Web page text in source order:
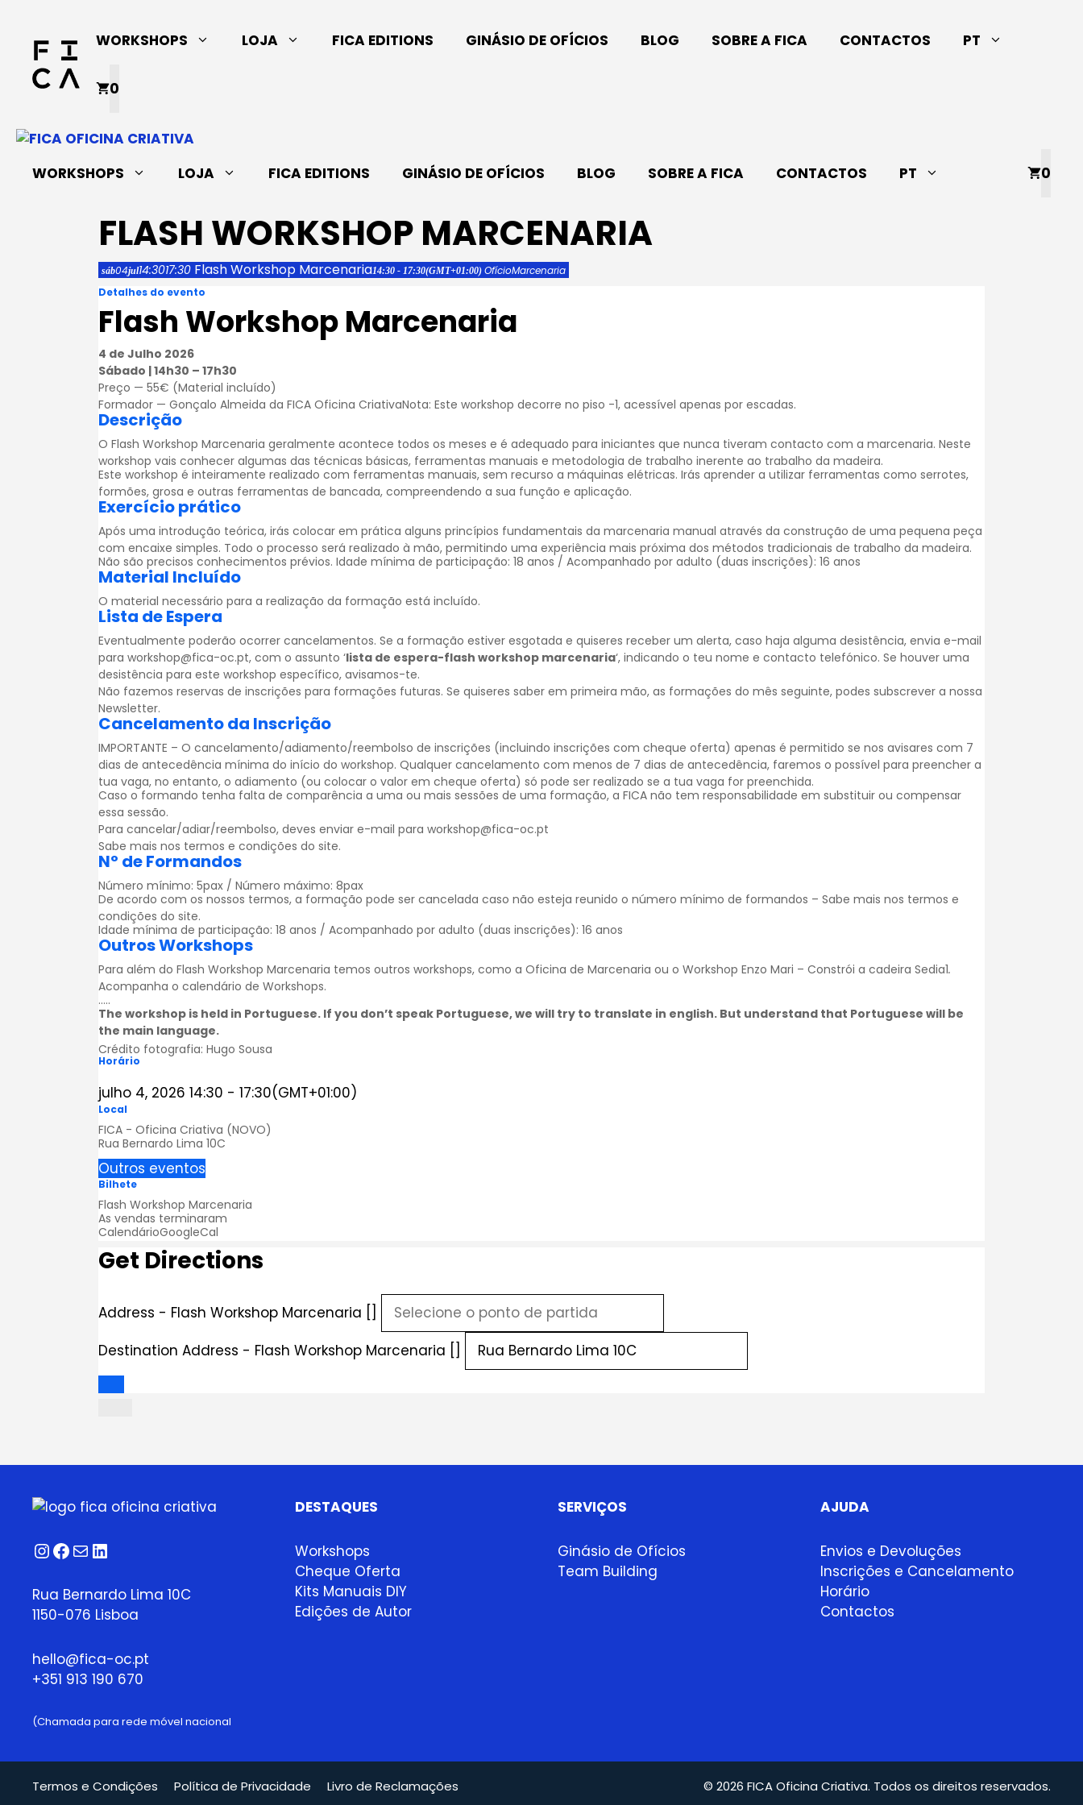
conteúdo
WORKSHOPS LOJA FICA EDITIONS GINÁSIO DE OFÍCIOS BLOG SOBRE A FICA CONTACTOS PT
0
WORKSHOPS LOJA FICA EDITIONS GINÁSIO DE OFÍCIOS BLOG SOBRE A FICA CONTACTOS PT 0
FLASH WORKSHOP MARCENARIA
sáb04jul14:3017:30 Flash Workshop Marcenaria14:30 - 17:30(GMT+01:00) OfícioMarcenaria
Detalhes do evento
Flash Workshop Marcenaria
4 de Julho 2026
Sábado | 14h30 – 17h30
Preço — 55€ (Material incluído)
Formador — Gonçalo Almeida da FICA Oficina CriativaNota: Este workshop decorre no piso -1, acessível apenas por escadas.
Descrição
O Flash Workshop Marcenaria geralmente acontece todos os meses e é adequado para iniciantes que nunca tiveram contacto com a marcenaria. Neste
workshop vais conhecer algumas das técnicas básicas, ferramentas manuais e metodologia de trabalho inerente ao trabalho da madeira.
Este workshop é inteiramente realizado com ferramentas manuais, sem recurso a máquinas elétricas. Irás aprender a utilizar ferramentas como serrotes,
formões, grosa e outras ferramentas de bancada, compreendendo a sua função e aplicação.
Exercício prático
Após uma introdução teórica, irás colocar em prática alguns princípios fundamentais da marcenaria manual através da construção de uma pequena peça
com encaixe simples. Todo o processo será realizado à mão, permitindo uma experiência mais próxima dos métodos tradicionais de trabalho da madeira.
Não são precisos conhecimentos prévios. Idade mínima de participação: 18 anos / Acompanhado por adulto (duas inscrições): 16 anos
Material Incluído
O material necessário para a realização da formação está incluído.
Lista de Espera
Eventualmente poderão ocorrer cancelamentos. Se a formação estiver esgotada e quiseres receber um alerta, caso haja alguma desistência, envia e-mail
para workshop@fica-oc.pt, com o assunto ‘lista de espera-flash workshop marcenaria‘, indicando o teu nome e contacto telefónico. Se houver uma
desistência para este workshop específico, avisamos-te.
Não fazemos reservas de inscrições para formações futuras. Se quiseres saber em primeira mão, as formações do mês seguinte, podes subscrever a nossa
Newsletter.
Cancelamento da Inscrição
IMPORTANTE – O cancelamento/adiamento/reembolso de inscrições (incluindo inscrições com cheque oferta) apenas é permitido se nos avisares com 7
dias de antecedência mínima do início do workshop. Qualquer cancelamento com menos de 7 dias de antecedência, faremos o possível para preencher a
tua vaga, no entanto, o adiamento (ou colocar o valor em cheque oferta) só pode ser realizado se a tua vaga for preenchida.
Caso o formando tenha falta de comparência a uma ou mais sessões de uma formação, a FICA não tem responsabilidade em substituir ou compensar
essa sessão.
Para cancelar/adiar/reembolso, deves enviar e-mail para workshop@fica-oc.pt
Sabe mais nos termos e condições do site.
Nº de Formandos
Número mínimo: 5pax / Número máximo: 8pax
De acordo com os nossos termos, a formação pode ser cancelada caso não esteja reunido o número mínimo de formandos – Sabe mais nos termos e
condições do site.
Idade mínima de participação: 18 anos / Acompanhado por adulto (duas inscrições): 16 anos
Outros Workshops
Para além do Flash Workshop Marcenaria temos outros workshops, como a Oficina de Marcenaria ou o Workshop Enzo Mari – Constrói a cadeira Sedia1.
Acompanha o calendário de Workshops.
…..
The workshop is held in Portuguese. If you don’t speak Portuguese, we will try to translate in english. But understand that Portuguese will be
the main language.
Crédito fotografia: Hugo Sousa
Horário
julho 4, 2026 14:30 - 17:30(GMT+01:00)
Local
FICA - Oficina Criativa (NOVO)
Rua Bernardo Lima 10C
Outros eventos
Bilhete
Flash Workshop Marcenaria
As vendas terminaram
CalendárioGoogleCal
Get Directions
Address - Flash Workshop Marcenaria []
Destination Address - Flash Workshop Marcenaria []
Instagram
Facebook
Correio
LinkedIn
Rua Bernardo Lima 10C
1150-076 Lisboa
hello@fica-oc.pt
+351 913 190 670
(Chamada para rede móvel nacional
DESTAQUES
Workshops
Cheque Oferta
Kits Manuais DIY
Edições de Autor
SERVIÇOS
Ginásio de Ofícios
Team Building
AJUDA
Envios e Devoluções
Inscrições e Cancelamento
Horário
Contactos
Termos e Condições Política de Privacidade Livro de Reclamações © 2026 FICA Oficina Criativa. Todos os direitos reservados.